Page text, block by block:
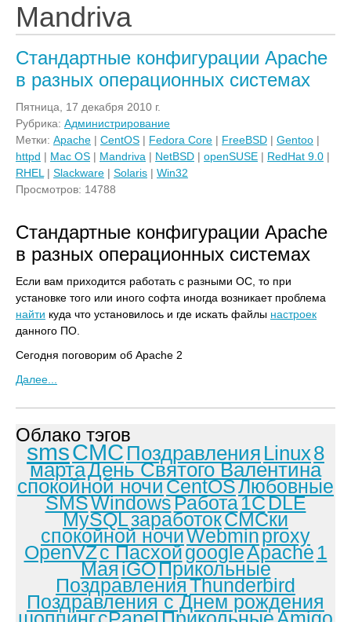
Mandriva
Стандартные конфигурации Apache
в разных операционных системах
Пятница, 17 декабря 2010 г.
Рубрика: Администрирование
Метки: Apache | CentOS | Fedora Core | FreeBSD | Gentoo |
httpd | Mac OS | Mandriva | NetBSD | openSUSE | RedHat 9.0 |
RHEL | Slackware | Solaris | Win32
Просмотров: 14788
Стандартные конфигурации Apache
в разных операционных системах
Если вам приходится работать с разными ОС, то при
установке того или иного софта иногда возникает проблема
найти куда что установилось и где искать файлы настроек
данного ПО.
Сегодня поговорим об Apache 2
Далее...
Облако тэгов
smsСМС Поздравления Linux8
мартаДень Святого Валентина
спокойной ночиCentOSЛюбовные
SMSWindowsРабота1СDLE
MySQLзаработокСМСки
спокойной ночиWebminproxy
OpenVZс ПасхойgoogleApache 1
МаяiGOПрикольные
ПоздравленияThunderbird
Поздравления с Днем рождения